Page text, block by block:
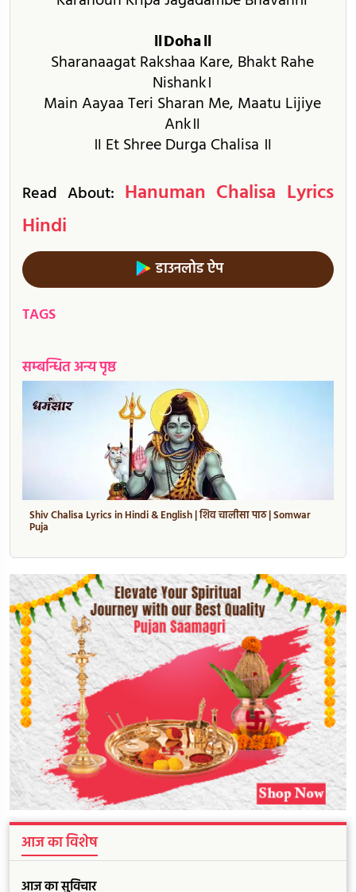
आज का विशेष
आज का सुविचार
॥Doha॥
Sharanaagat Rakshaa Kare, Bhakt Rahe
Nishank।
Main Aayaa Teri Sharan Me, Maatu Lijiye
Ank॥
॥ Et Shree Durga Chalisa ॥
Read About: Hanuman Chalisa Lyrics
Hindi
डाउनलोड ऐप
TAGS
सम्बन्धित अन्य पृष्ठ
Shiv Chalisa Lyrics in Hindi & English | शिव चालीसा पाठ | Somwar
Puja